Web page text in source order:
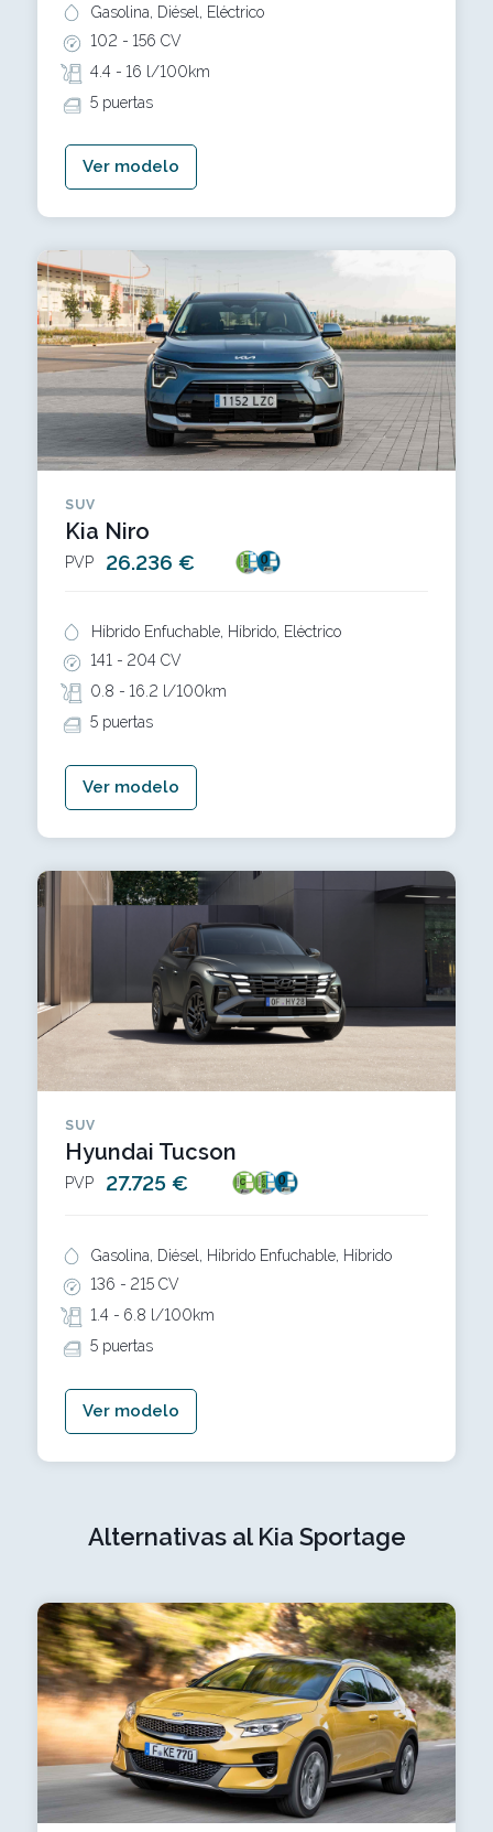
Gasolina, Diésel, Eléctrico
102 - 156 CV
4.4 - 16 l/100km
5 puertas
Ver modelo
SUV
Kia Niro
PVP 26.236 €
Híbrido Enfuchable, Híbrido, Eléctrico
141 - 204 CV
0.8 - 16.2 l/100km
5 puertas
Ver modelo
SUV
Hyundai Tucson
PVP 27.725 €
Gasolina, Diésel, Híbrido Enfuchable, Híbrido
136 - 215 CV
1.4 - 6.8 l/100km
5 puertas
Ver modelo
Alternativas al Kia Sportage